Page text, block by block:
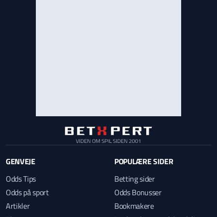
GENVEJE
Odds Tips
Odds på sport
Artikler
POPULÆRE SIDER
Betting sider
Odds Bonusser
Bookmakere